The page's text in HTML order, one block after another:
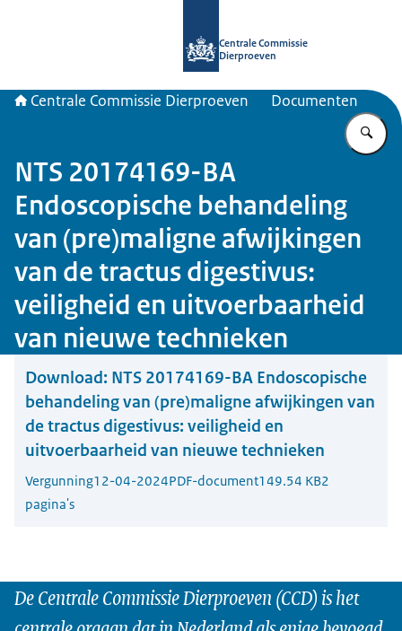
Centrale Commissie
Dierproeven
Centrale Commissie Dierproeven Documenten
NTS 20174169-BA
Endoscopische behandeling
van (pre)maligne afwijkingen
van de tractus digestivus:
veiligheid en uitvoerbaarheid
van nieuwe technieken
Download: NTS 20174169-BA Endoscopische
behandeling van (pre)maligne afwijkingen van
de tractus digestivus: veiligheid en
uitvoerbaarheid van nieuwe technieken
Vergunning12-04-2024PDF-document149.54 KB2
pagina's
De Centrale Commissie Dierproeven (CCD) is het